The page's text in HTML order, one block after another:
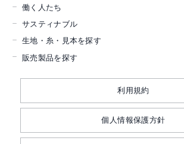
働く人たち
サスティナブル
生地・糸・見本を探す
販売製品を探す
利用規約
個人情報保護方針